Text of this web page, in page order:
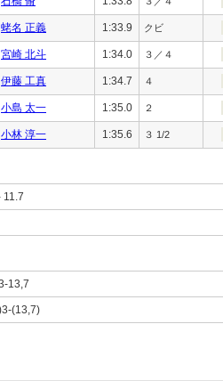
蛯名 正義 1:33.9 クビ
宮崎 北斗 1:34.0 ３／４
伊藤 工真 1:34.7 ４
小島 太一 1:35.0 ２
小林 淳一 1:35.6 ３ 1/2
11.7
13,7
(13,7)